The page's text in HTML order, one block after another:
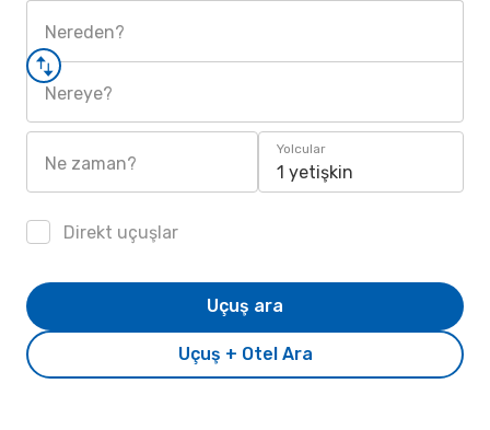
Nereden?
Nereye?
Ne zaman?
Yolcular
1 yetişkin
Direkt uçuşlar
Uçuş + Otel Ara
Uçuş ara